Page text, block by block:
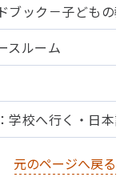
ブック－子どもの教
スルーム
学校へ行く・日本
元のページへ戻る